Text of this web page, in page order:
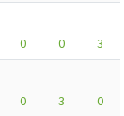
0 0
3
0 3
0